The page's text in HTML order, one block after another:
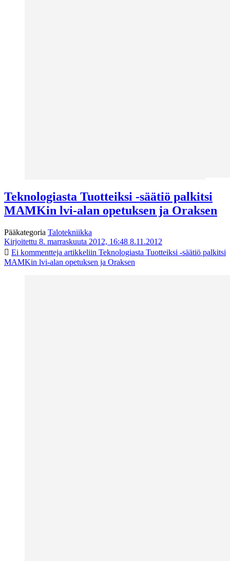
Teknologiasta Tuotteiksi -säätiö palkitsi
MAMKin lvi-alan opetuksen ja Oraksen
Pääkategoria Talotekniikka
Kirjoitettu 8. marraskuuta 2012, 16:48 8.11.2012
Ei kommentteja artikkeliin Teknologiasta Tuotteiksi -säätiö palkitsi
MAMKin lvi-alan opetuksen ja Oraksen